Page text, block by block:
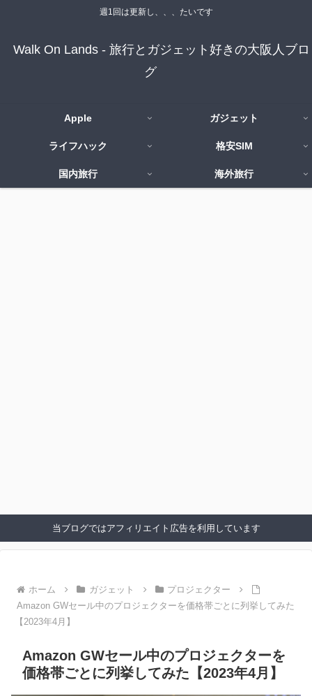
週1回は更新し、、、たいです
Walk On Lands - 旅行とガジェット好きの大阪人ブロ
グ
Apple ガジェット
ライフハック 格安SIM
国内旅行 海外旅行
当ブログではアフィリエイト広告を利用しています
ホーム ガジェット
プロジェクター
Amazon GWセール中のプロジェクターを価格帯ごとに列挙してみた
【2023年4月】
Amazon GWセール中のプロジェクターを
価格帯ごとに列挙してみた【2023年4月】